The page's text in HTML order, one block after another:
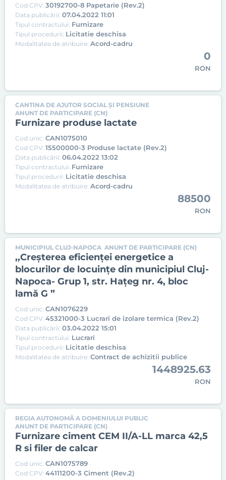
Cod CPV: 30192700-8 Papetarie (Rev.2)
Data publicării: 07.04.2022 11:01
Tipul contractului: Furnizare
Tipul procedurii: Licitatie deschisa
Modalitatea de atribuire: Acord-cadru
0
RON
CANTINA DE AJUTOR SOCIAL ȘI PENSIUNE
ANUNT DE PARTICIPARE (CN)
Furnizare produse lactate
Cod unic: CAN1075010
Cod CPV: 15500000-3 Produse lactate (Rev.2)
Data publicării: 06.04.2022 13:02
Tipul contractului: Furnizare
Tipul procedurii: Licitatie deschisa
Modalitatea de atribuire: Acord-cadru
88500
RON
MUNICIPIUL CLUJ-NAPOCA ANUNT DE PARTICIPARE (CN)
,,Creşterea eficienţei energetice a
blocurilor de locuinţe din municipiul Cluj-
Napoca- Grup 1, str. Hațeg nr. 4, bloc
lamă G ”
Cod unic: CAN1076229
Cod CPV: 45321000-3 Lucrari de izolare termica (Rev.2)
Data publicării: 03.04.2022 15:01
Tipul contractului: Lucrari
Tipul procedurii: Licitatie deschisa
Modalitatea de atribuire: Contract de achizitii publice
1448925.63
RON
REGIA AUTONOMĂ A DOMENIULUI PUBLIC
ANUNT DE PARTICIPARE (CN)
Furnizare ciment CEM II/A-LL marca 42,5
R si filer de calcar
Cod unic: CAN1075789
Cod CPV: 44111200-3 Ciment (Rev.2)